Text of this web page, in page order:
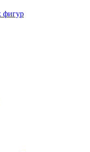
фигур